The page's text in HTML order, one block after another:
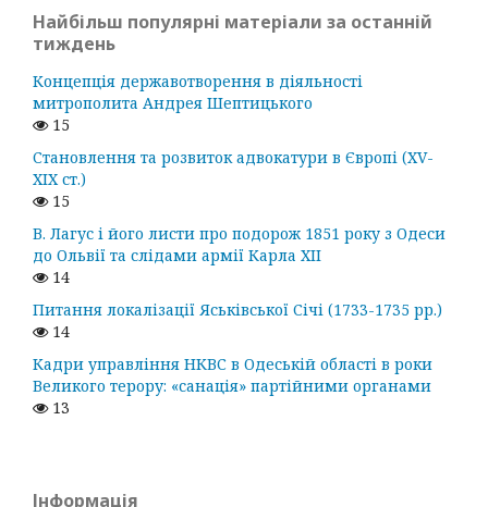
Найбільш популярні матеріали за останній
тиждень
Концепція державотворення в діяльності
митрополита Андрея Шептицького
15
Становлення та розвиток адвокатури в Європі (ХV-
ХІХ ст.)
15
В. Лагус і його листи про подорож 1851 року з Одеси
до Ольвії та слідами армії Карла ХІІ
14
Питання локалізації Яськівської Січі (1733-1735 рр.)
14
Кадри управління НКВС в Одеській області в роки
Великого терору: «санація» партійними органами
13
Інформація